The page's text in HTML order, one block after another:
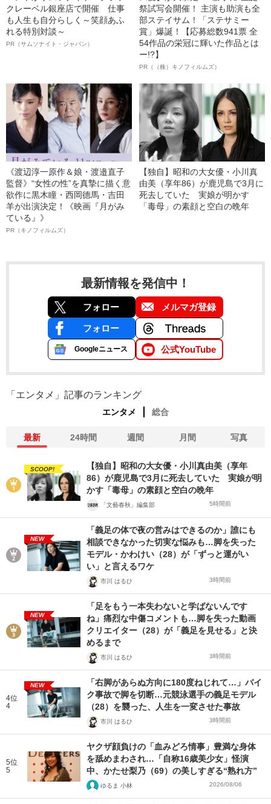
クレーベル銀座店で開催 仕事
も人生も自分らしく～笑顔あふ
れる特別対談～
PR（サムソナイト・ジャパン）
祭試写会開催！ 主演も助演も全
部ステイサム！「ステサミー
賞」爆誕！【応募総数941票 全
54作品の栄冠に輝いた作品とは
ー!?】
PR（（株）キノフィルムズ）
《渡辺淳一原作＆娘・渡邉直子
監督》“女性の性”を真摯に描く意
欲作に黒木瞳・西岡德馬・吉田
羊が出演決定！《映画『月がみ
ている』》
PR（キノフィルムズ）
【独自】昭和の大女優・小川真
由美（享年86）が鹿児島で3月に
死去していた 実娘が明かす
「毒母」の素顔と空白の晩年
最新情報を発信中！
フォロー メルマガ登録
フォロー
Googleニュース 公式YouTube
「エンタメ」記事のランキング
エンタメ 総合
最新 24時間 週間 月間 写真
SCOOP!
【独自】昭和の大女優・小川真由美（享年
86）が鹿児島で3月に死去していた 実娘が明
かす「毒母」の素顔と空白の晩年
「文藝春秋」編集部 5時間前
NEW
「義足の体で夜の営みはできるのか」誰にも
相談できなかった切実な悩みも…脚を失った
モデル・かわけい（28）が「ずっと運がい
い」と言えるワケ
市川 はるひ 3時間前
NEW
「足をもう一本失わないと学ばないんです
ね」痛烈な中傷コメントも…脚を失った動画
クリエイター（28）が「義足を見せる」と決
めるまで
市川 はるひ 3時間前
4位
4
NEW
「右脚があらぬ方向に180度ねじれて…」バイ
ク事故で脚を切断…元競泳選手の義足モデル
（28）を襲った、人生を一変させた事故
市川 はるひ 3時間前
5位
5
ヤクザ顔負けの「血みどろ情事」豊満な身体
を舐めまわされ…「自称16歳美少女」怪演
中、かたせ梨乃（69）の美しすぎる“熟れ方”
ゆるま 小林 2026/08/06